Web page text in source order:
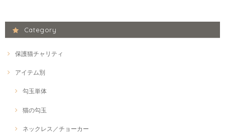
Category
保護猫チャリティ
アイテム別
勾玉単体
猫の勾玉
ネックレス／チョーカー